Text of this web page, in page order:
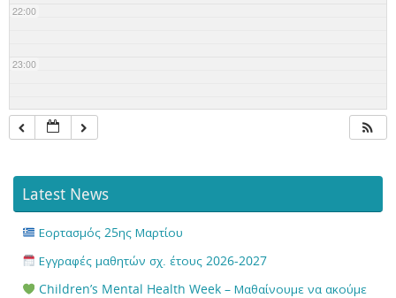
22:00
23:00
Latest News
Εορτασμός 25ης Μαρτίου
Εγγραφές μαθητών σχ. έτους 2026-2027
Children’s Mental Health Week – Μαθαίνουμε να ακούμε